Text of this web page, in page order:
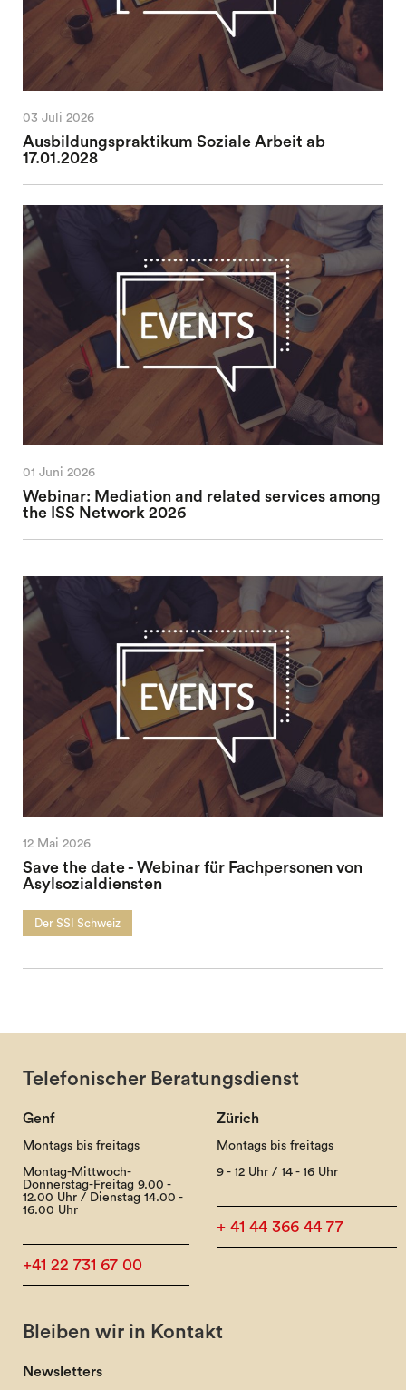
03 Juli 2026
Ausbildungspraktikum Soziale Arbeit ab
17.01.2028
01 Juni 2026
Webinar: Mediation and related services among
the ISS Network 2026
12 Mai 2026
Save the date - Webinar für Fachpersonen von
Asylsozialdiensten
Der SSI Schweiz
Telefonischer Beratungsdienst
Genf
Montags bis freitags
Montag-Mittwoch-
Donnerstag-Freitag 9.00 -
12.00 Uhr / Dienstag 14.00 -
16.00 Uhr
+41 22 731 67 00
Zürich
Montags bis freitags
9 - 12 Uhr / 14 - 16 Uhr
+ 41 44 366 44 77
Bleiben wir in Kontakt
Newsletters